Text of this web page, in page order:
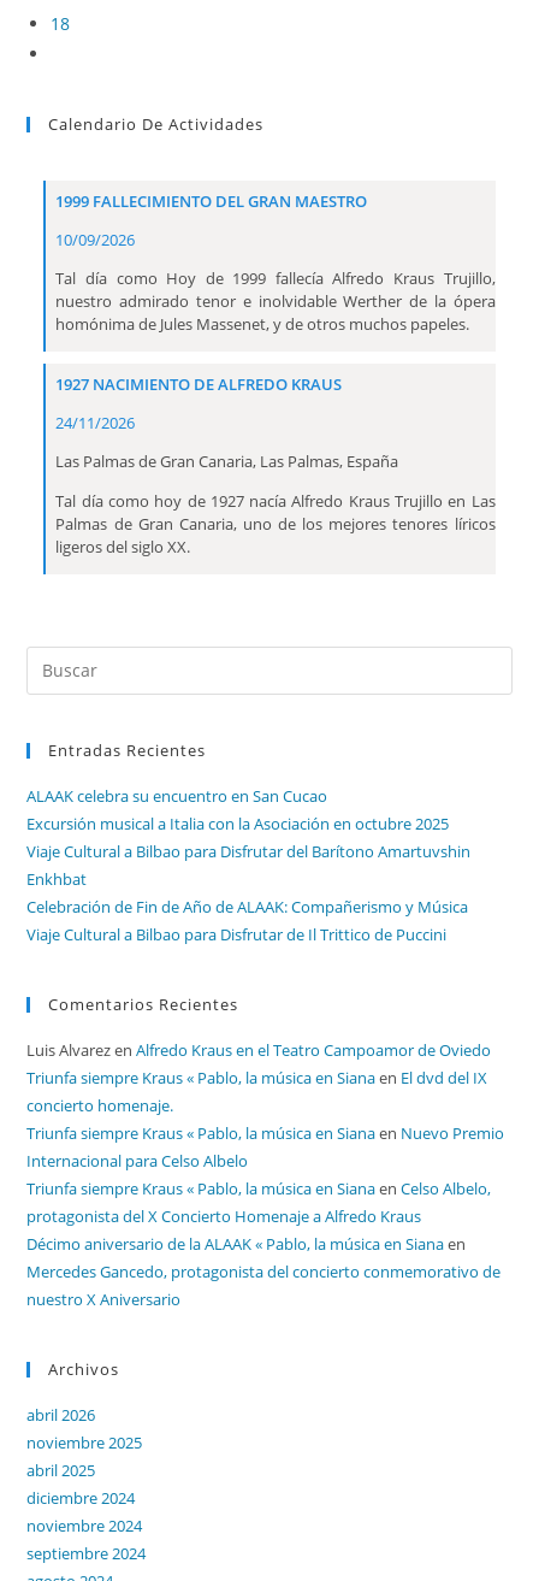
18
Calendario De Actividades
1999 FALLECIMIENTO DEL GRAN MAESTRO
10/09/2026
Tal día como Hoy de 1999 fallecía Alfredo Kraus Trujillo,
nuestro admirado tenor e inolvidable Werther de la ópera
homónima de Jules Massenet, y de otros muchos papeles.
1927 NACIMIENTO DE ALFREDO KRAUS
24/11/2026
Las Palmas de Gran Canaria, Las Palmas, España
Tal día como hoy de 1927 nacía Alfredo Kraus Trujillo en Las
Palmas de Gran Canaria, uno de los mejores tenores líricos
ligeros del siglo XX.
Entradas Recientes
ALAAK celebra su encuentro en San Cucao
Excursión musical a Italia con la Asociación en octubre 2025
Viaje Cultural a Bilbao para Disfrutar del Barítono Amartuvshin
Enkhbat
Celebración de Fin de Año de ALAAK: Compañerismo y Música
Viaje Cultural a Bilbao para Disfrutar de Il Trittico de Puccini
Comentarios Recientes
Luis AlvarezenAlfredo Kraus en el Teatro Campoamor de Oviedo
Triunfa siempre Kraus « Pablo, la música en Sianaen El dvd del IX
concierto homenaje.
Triunfa siempre Kraus « Pablo, la música en Sianaen Nuevo Premio
Internacional para Celso Albelo
Triunfa siempre Kraus « Pablo, la música en SianaenCelso Albelo,
protagonista del X Concierto Homenaje a Alfredo Kraus
Décimo aniversario de la ALAAK « Pablo, la música en Sianaen
Mercedes Gancedo, protagonista del concierto conmemorativo de
nuestro X Aniversario
Archivos
abril 2026
noviembre 2025
abril 2025
diciembre 2024
noviembre 2024
septiembre 2024